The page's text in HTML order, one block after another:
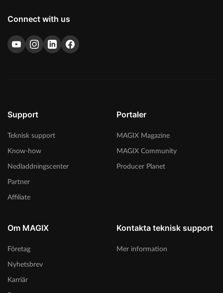
Connect with us
Support
Teknisk support
Know-how
Nedladdningscenter
Partner
Affiliate
Portaler
MAGIX Magazine
MAGIX Community
Producer Planet
Om MAGIX
Företag
Nyhetsbrev
Karriär
Kontakta teknisk support
Mer information